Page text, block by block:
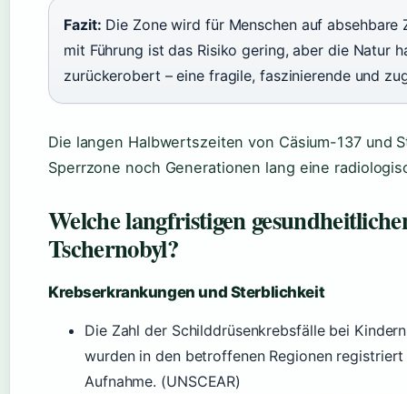
Fazit: Die Zone wird für Menschen auf absehbare
mit Führung ist das Risiko gering, aber die Natur
zurückerobert – eine fragile, faszinierende und
Die langen Halbwertszeiten von Cäsium-137 und
Sperrzone noch Generationen lang eine
Welche langfristigen
Tschernobyl?
Krebserkrankungen und Sterblichkeit
Die Zahl der Schilddrüsenkrebsfälle bei
wurden in den betroffenen Regionen
Aufnahme. (UNSCEAR)